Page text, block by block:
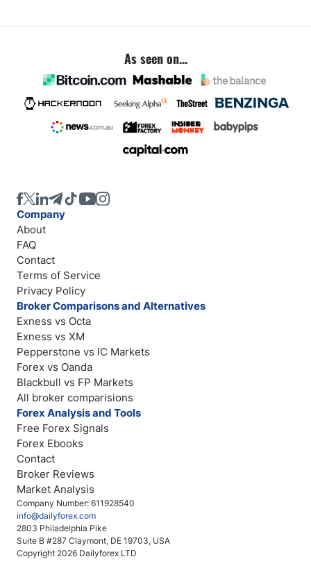
As seen on...
Company Number: 611928540
info@dailyforex.com
2803 Philadelphia Pike
Suite B #287 Claymont, DE 19703, USA
Copyright 2026 Dailyforex LTD
Company
About
FAQ
Contact
Terms of Service
Privacy Policy
Broker Comparisons and Alternatives
Exness vs Octa
Exness vs XM
Pepperstone vs IC Markets
Forex vs Oanda
Blackbull vs FP Markets
All broker comparisions
Forex Analysis and Tools
Free Forex Signals
Forex Ebooks
Contact
Broker Reviews
Market Analysis